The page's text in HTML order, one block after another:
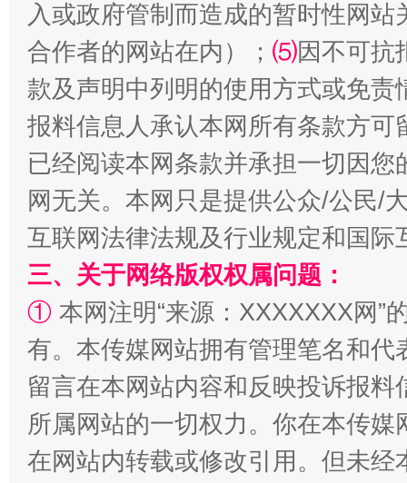
解纷+调解+退费，一次搞定
站台名比不上好声名
入或政府管制而造成的暂时性网
合作者的网站在内）； ⑸因不可抗
款及声明中列明的使用方式或免责
报料信息人承认本网所有条款方
已经阅读本网条款并承担一切因
网无关。本网只是提供公众/公民/
互联网法律法规及行业规定和国
三、关于网络版权权属问题：
① 本网注明“来源：XXXXXXX网”
有。本传媒网站拥有管理笔名和
留言在本网站内容和反映投诉报
所属网站的一切权力。你在本传
在网站内转载或修改引用。但未